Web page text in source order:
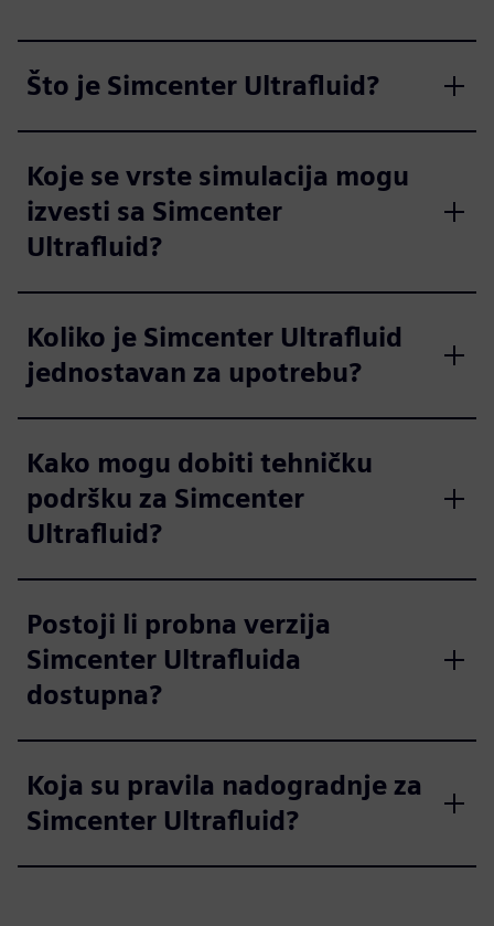
Što je Simcenter Ultrafluid?
Koje se vrste simulacija mogu
izvesti sa Simcenter
Ultrafluid?
Koliko je Simcenter Ultrafluid
jednostavan za upotrebu?
Kako mogu dobiti tehničku
podršku za Simcenter
Ultrafluid?
Postoji li probna verzija
Simcenter Ultrafluida
dostupna?
Koja su pravila nadogradnje za
Simcenter Ultrafluid?